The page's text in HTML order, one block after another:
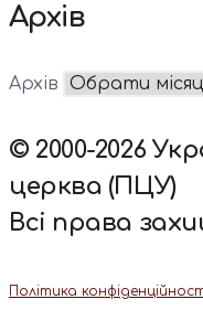
Архів
Архів
© 2000-2026
церква (ПЦУ)
Всі права
Політика